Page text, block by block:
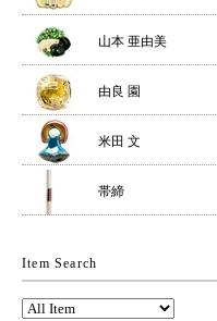
山本 亜由美
由良 園
米田 文
帯締
Item Search